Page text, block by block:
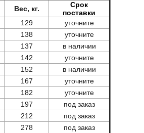
Вес, кг.
Срок
поставки
129
уточните
138
уточните
137
в наличии
142
уточните
152
в наличии
167
уточните
182
уточните
197
под заказ
212
под заказ
278
под заказ